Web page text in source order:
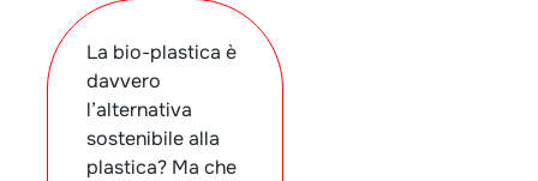
La bio-plastica è
davvero
l’alternativa
sostenibile alla
plastica? Ma che